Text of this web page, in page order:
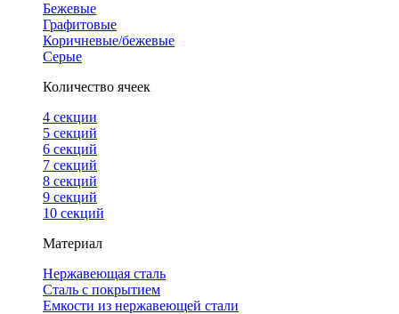
Бежевые
Графитовые
Коричневые/бежевые
Серые
Количество ячеек
4 cекции
5 секций
6 секций
7 секций
8 секций
9 секций
10 секций
Материал
Нержавеющая сталь
Сталь с покрытием
Емкости из нержавеющей стали